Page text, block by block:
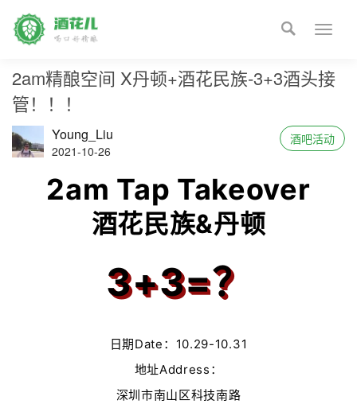
Toggle

2am精酿空间 X丹顿+酒花民族-3+3酒头接
管！！！
Young_Liu
2021-10-26
酒吧活动
2am Tap Takeover
酒花民族&丹顿
3+3=？
日期Date：10.29-10.31
地址Address：
深圳市南山区科技南路